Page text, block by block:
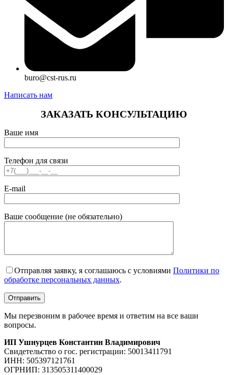
buro@cst-rus.ru
Написать нам
ЗАКАЗАТЬ КОНСУЛЬТАЦИЮ
Ваше имя
Телефон для связи
E-mail
Ваше сообщение (не обязательно)
Отправляя заявку, я соглашаюсь с условиями Политики по
обработке персональных данных.
Мы перезвоним в рабочее время и ответим на все ваши
вопросы.
ИП Ушнурцев Константин Владимирович
Свидетельство о гос. регистрации: 50013411791
ИНН: 505397121761
ОГРНИП: 313505311400029